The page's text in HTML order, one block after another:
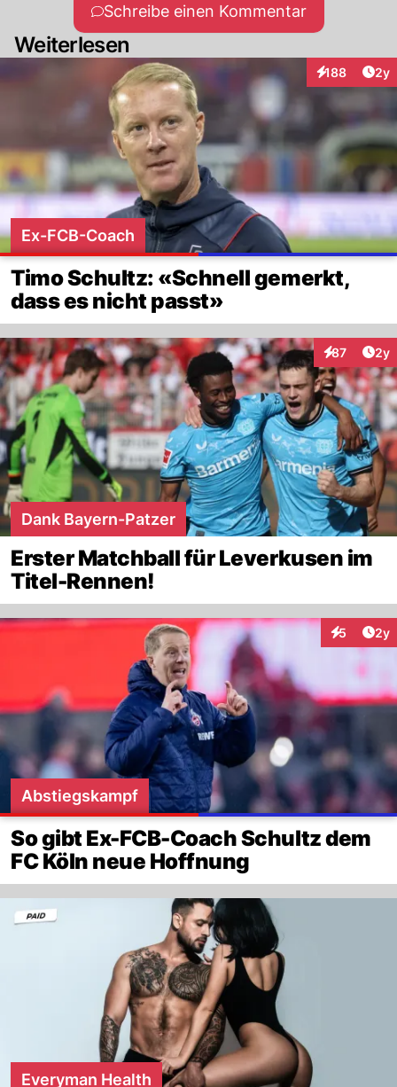
Schreibe einen Kommentar
Weiterlesen
188
Interaktionen
2y
Ex-FCB-Coach
Timo Schultz: «Schnell gemerkt,
dass es nicht passt»
87
Interaktionen
2y
Dank Bayern-Patzer
Erster Matchball für Leverkusen im
Titel-Rennen!
5 2y
Abstiegskampf
So gibt Ex-FCB-Coach Schultz dem
FC Köln neue Hoffnung
Everyman Health